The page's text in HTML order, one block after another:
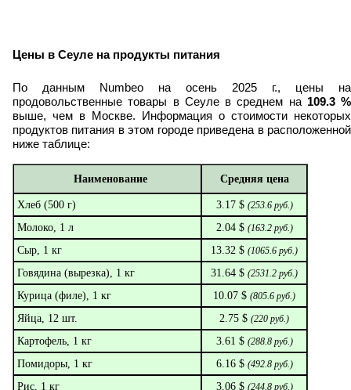
Цены в Сеуле на продукты питания
По данным Numbeo на осень 2025 г., цены на
продовольственные товары в Сеуле в среднем на 109.3%
выше, чем в Москве.
Информация о стоимости некоторых
продуктов питания в этом городе приведена в расположенной
ниже таблице:
Наименование Средняя цена
Хлеб (500 г) 3.17 $ (253.6руб.)
Молоко, 1 л 2.04 $ (163.2руб.)
Сыр, 1 кг 13.32 $ (1065.6 руб.)
Говядина (вырезка), 1 кг 31.64 $ (2531.2 руб.)
Курица (филе), 1 кг 10.07 $ (805.6 руб.)
Яйца, 12 шт. 2.75 $ (220 руб.)
Картофель, 1 кг 3.61 $ (288.8руб.)
Помидоры, 1 кг 6.16 $ (492.8руб.)
Рис, 1 кг 3.06 $ (244.8руб.)